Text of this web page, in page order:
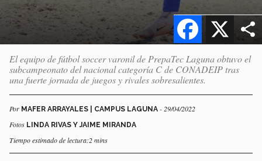
X
Facebook
El equipo de fútbol soccer varonil de PrepaTec Laguna obtuvo el
subcampeonato del nacional categoría C de CONADEIP tras
una fuerte jornada de juegos y rivales sobresalientes.
Por MAFER ARRAYALES | CAMPUS LAGUNA - 29/04/2022
Fotos LINDA RIVAS Y JAIME MIRANDA
Tiempo estimado de lectura:2 mins